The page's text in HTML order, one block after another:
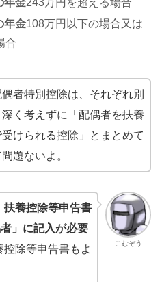
年金243万円を超える場合
年金108万円以下の場合又は
合
者特別控除は、それぞれ別
く考えずに「配偶者を扶養
けられる控除」とまとめて
題ないよ。
こむぞう
扶養控除等申告書
」に記入が必要
控除等申告書もよ